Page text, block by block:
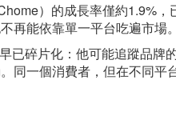
）的成長率僅約1.9%，
再能依靠單一平台吃遍市場
已碎片化：他可能追蹤品牌
同一個消費者，但在不同平